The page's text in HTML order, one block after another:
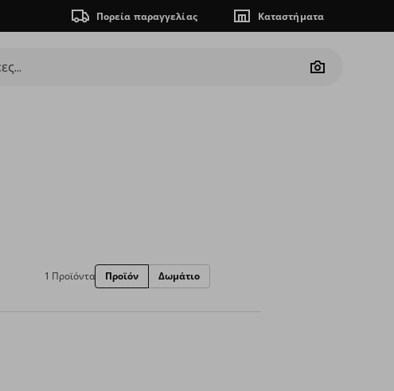
Πορεία παραγγελίας Καταστήματα
Camera
1 Προϊόντα Προϊόν Δωμάτιο